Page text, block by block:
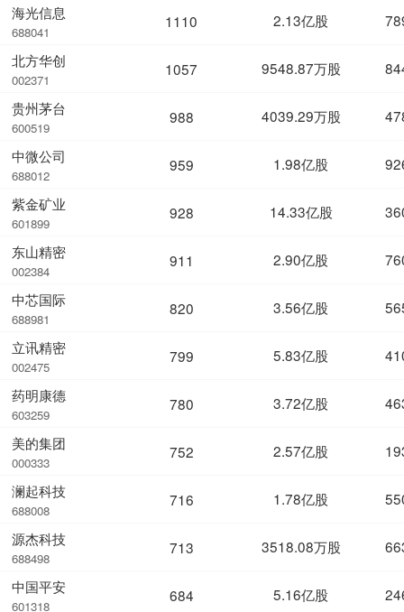
海光信息
688041
北方华创
002371
贵州茅台
600519
中微公司
688012
紫金矿业
601899
东山精密
002384
中芯国际
688981
立讯精密
002475
药明康德
603259
美的集团
000333
澜起科技
688008
源杰科技
688498
中国平安
601318
1110 2.13亿股
1057 9548.87万股
988 4039.29万股
959 1.98亿股
928 14.33亿股
911 2.90亿股
820 3.56亿股
799 5.83亿股
780 3.72亿股
752 2.57亿股
716 1.78亿股
713 3518.08万股
684 5.16亿股